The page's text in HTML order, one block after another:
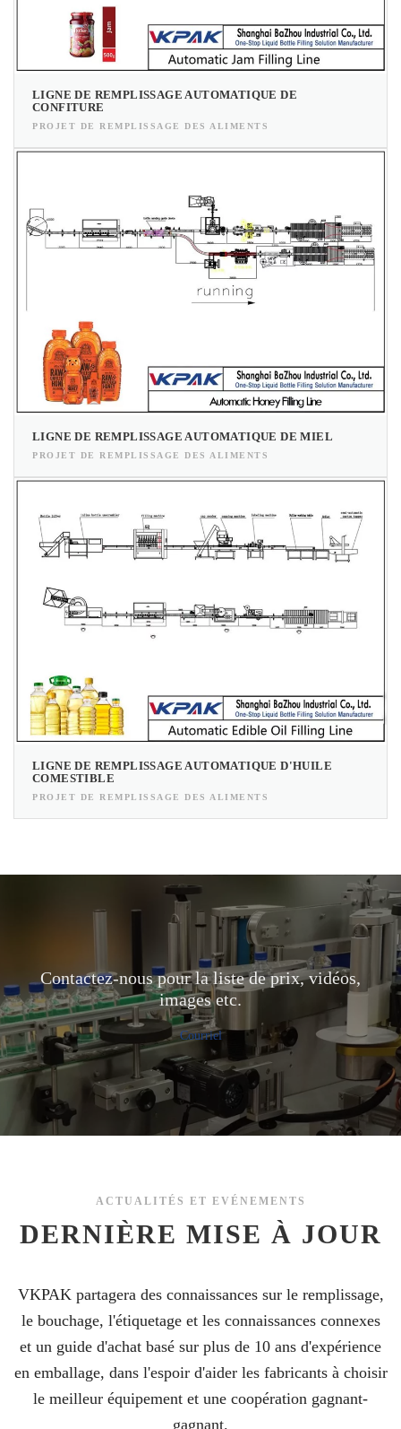
LIGNE DE REMPLISSAGE AUTOMATIQUE DE
CONFITURE
PROJET DE REMPLISSAGE DES ALIMENTS
LIGNE DE REMPLISSAGE AUTOMATIQUE DE MIEL
PROJET DE REMPLISSAGE DES ALIMENTS
LIGNE DE REMPLISSAGE AUTOMATIQUE D'HUILE
COMESTIBLE
PROJET DE REMPLISSAGE DES ALIMENTS
Contactez-nous pour la liste de prix, vidéos,
images etc.
Courriel
ACTUALITÉS ET EVÉNEMENTS
DERNIÈRE MISE À JOUR
VKPAK partagera des connaissances sur le remplissage,
le bouchage, l'étiquetage et les connaissances connexes
et un guide d'achat basé sur plus de 10 ans d'expérience
en emballage, dans l'espoir d'aider les fabricants à choisir
le meilleur équipement et une coopération gagnant-
gagnant.